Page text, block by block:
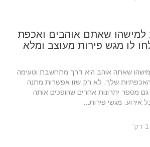
למישהו שאתם אוהבים ואכפת
לו מגש פירות מעוצב ומלא
שאתה אוהב היא דרך מתחשבת וטעימה
שלך. לא רק שזו אפשרות מתנה
מספר יתרונות אחרים שהופכים אותה
אירוע. מגשי פירות...